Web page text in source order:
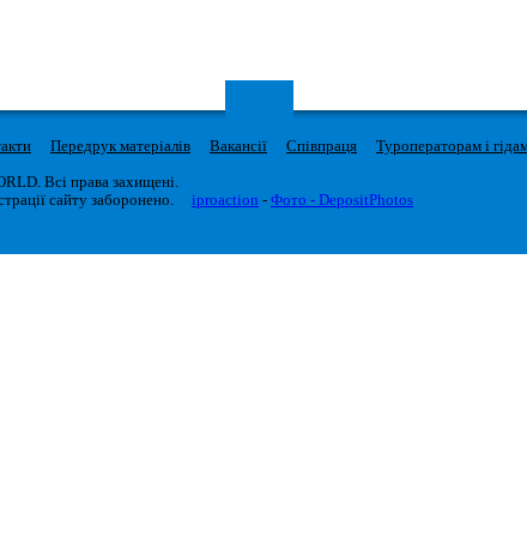
Передрук матеріалів Вакансії Співпраця Туроператорам і
Всі права захищені.
сайту заборонено.
iproaction - Фото - DepositPhotos